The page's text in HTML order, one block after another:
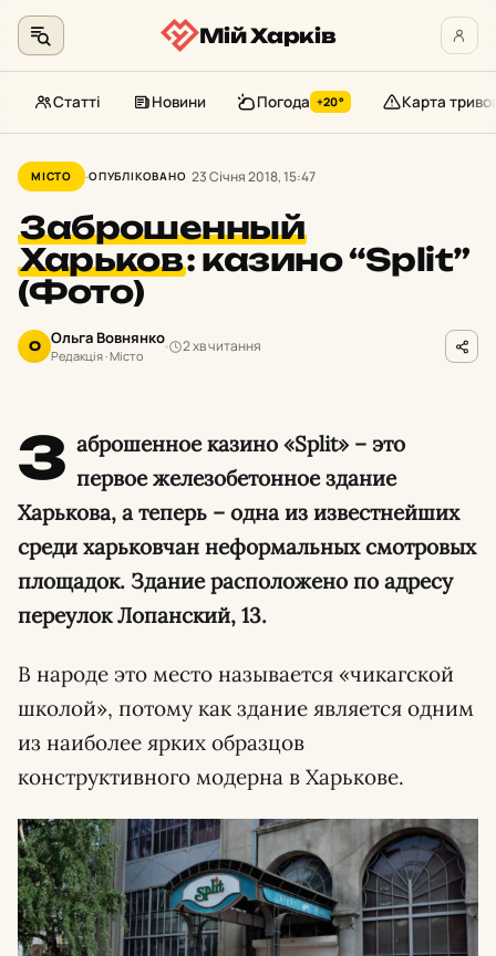
до
контенту
Мій Харків
Статті Новини Погода +20° Карта
МІСТО ОПУБЛІКОВАНО 23 Січня 2018, 15:47
Заброшенный
Харьков: казино “Split”
(Фото)
О Ольга Вовнянко
Редакція · Місто
2 хв читання
З аброшенное казино «Split» – это
первое железобетонное здание
Харькова, а теперь – одна из известнейших
среди харьковчан неформальных смотровых
площадок. Здание расположено по адресу
переулок Лопанский, 13.
В народе это место называется «чикагской
школой», потому как здание является одним
из наиболее ярких образцов
конструктивного модерна в Харькове.